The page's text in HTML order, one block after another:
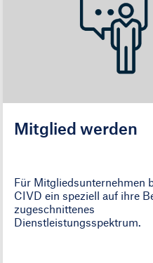
Mitglied werden
Für Mitgliedsunternehmen
CIVD ein speziell auf ihre
zugeschnittenes
Dienstleistungsspektrum.